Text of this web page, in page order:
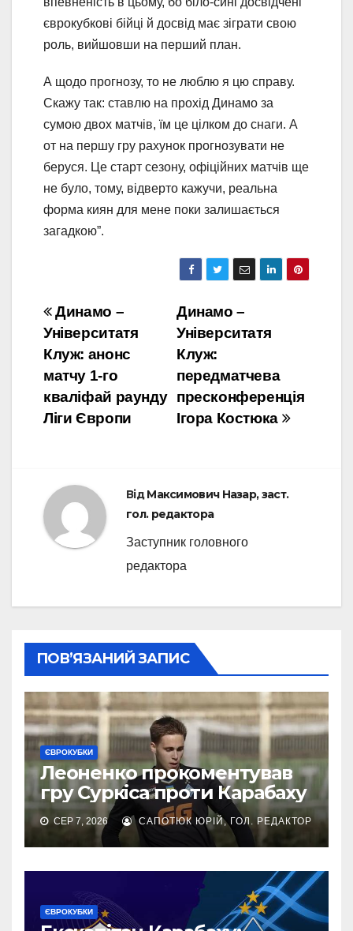
єврокубкові бійці й досвід має зіграти свою
роль, вийшовши на перший план.
А щодо прогнозу, то не люблю я цю справу.
Скажу так: ставлю на прохід Динамо за
сумою двох матчів, їм це цілком до снаги. А
от на першу гру рахунок прогнозувати не
беруся. Це старт сезону, офіційних матчів ще
не було, тому, відверто кажучи, реальна
форма киян для мене поки залишається
загадкою”.
Навігація
записів
Динамо –
Університатя
Клуж:
передматчева
пресконференція
Ігора Костюка
Динамо –
Університатя
Клуж: анонс
матчу 1-го
кваліфай раунду
Ліги Європи
ВідМаксимович Назар, заст.
гол. редактора
Заступник головного
редактора
ПОВ’ЯЗАНИЙ ЗАПИС
ЄВРОКУБКИ
Леоненко прокоментував
гру Суркіса проти Карабаху
СЕР 7, 2026 САПОТЮК ЮРІЙ, ГОЛ. РЕДАКТОР
ЄВРОКУБКИ